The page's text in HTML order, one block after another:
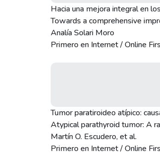
Hacia una mejora integral en
Towards a comprehensive
Analía Solari Moro
Primero en Internet / Online
Tumor paratiroideo atípico:
Atypical parathyroid tumor: A
Martín O. Escudero, et al.
Primero en Internet / Online